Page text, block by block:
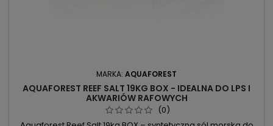
MARKA: AQUAFOREST
AQUAFOREST REEF SALT 19KG BOX - IDEALNA DO LPS I
AKWARIÓW RAFOWYCH
(0)